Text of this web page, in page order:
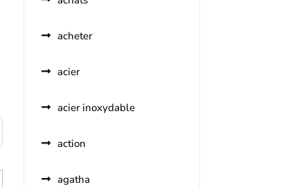
acheter
acier
acier inoxydable
action
agatha